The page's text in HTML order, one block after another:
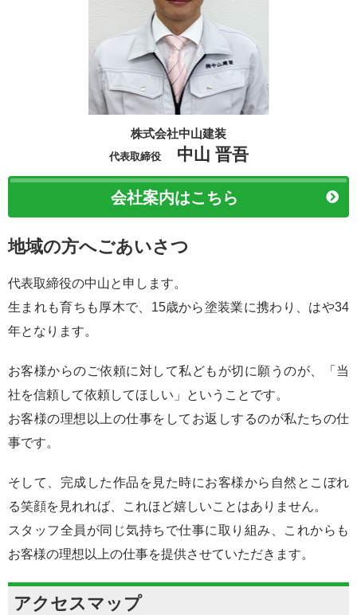
株式会社中山建装
代表取締役 中山 晋吾
会社案内はこちら
地域の方へごあいさつ
代表取締役の中山と申します。
生まれも育ちも厚木で、15歳から塗装業に携わり、はや34
年となります。
お客様からのご依頼に対して私どもが切に願うのが、「当
社を信頼して依頼してほしい」ということです。
お客様の理想以上の仕事をしてお返しするのが私たちの仕
事です。
そして、完成した作品を見た時にお客様から自然とこぼれ
る笑顔を見れれば、これほど嬉しいことはありません。
スタッフ全員が同じ気持ちで仕事に取り組み、これからも
お客様の理想以上の仕事を提供させていただきます。
アクセスマップ